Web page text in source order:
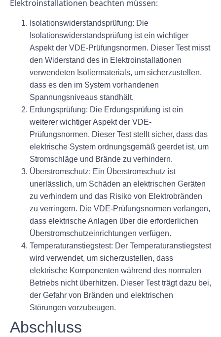
Elektroinstallationen beachten müssen:
Isolationswiderstandsprüfung: Die
Isolationswiderstandsprüfung ist ein wichtiger
Aspekt der VDE-Prüfungsnormen. Dieser Test misst
den Widerstand des in Elektroinstallationen
verwendeten Isoliermaterials, um sicherzustellen,
dass es den im System vorhandenen
Spannungsniveaus standhält.
Erdungsprüfung: Die Erdungsprüfung ist ein
weiterer wichtiger Aspekt der VDE-
Prüfungsnormen. Dieser Test stellt sicher, dass das
elektrische System ordnungsgemäß geerdet ist, um
Stromschläge und Brände zu verhindern.
Überstromschutz: Ein Überstromschutz ist
unerlässlich, um Schäden an elektrischen Geräten
zu verhindern und das Risiko von Elektrobränden
zu verringern. Die VDE-Prüfungsnormen verlangen,
dass elektrische Anlagen über die erforderlichen
Überstromschutzeinrichtungen verfügen.
Temperaturanstiegstest: Der Temperaturanstiegstest
wird verwendet, um sicherzustellen, dass
elektrische Komponenten während des normalen
Betriebs nicht überhitzen. Dieser Test trägt dazu bei,
der Gefahr von Bränden und elektrischen
Störungen vorzubeugen.
Abschluss